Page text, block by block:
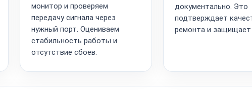
монитор и проверяем
передачу сигнала через
нужный порт. Оцениваем
стабильность работы и
отсутствие сбоев.
документально. Это
подтверждает
ремонта и защищает